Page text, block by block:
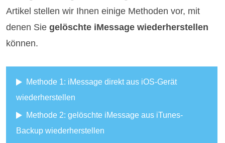
Artikel stellen wir Ihnen einige Methoden vor, mit
denen Siegelöschte iMessage wiederherstellen
können.
Methode 1: iMessage direkt aus iOS-Gerät
wiederherstellen
Methode 2: gelöschte iMessage aus iTunes-
Backup wiederherstellen